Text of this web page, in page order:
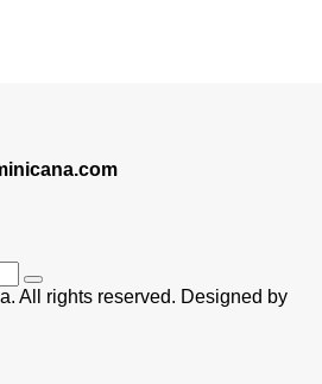
All rights reserved. Designed by